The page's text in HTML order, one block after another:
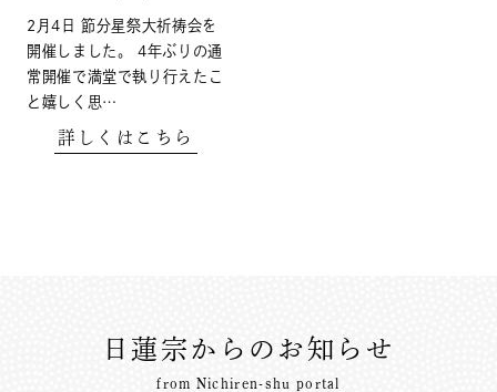
2月4日 節分星祭大祈祷会を
開催しました。 4年ぶりの通
常開催で満堂で執り行えたこ
と嬉しく思…
詳しくはこちら
日蓮宗からのお知らせ
from Nichiren-shu portal